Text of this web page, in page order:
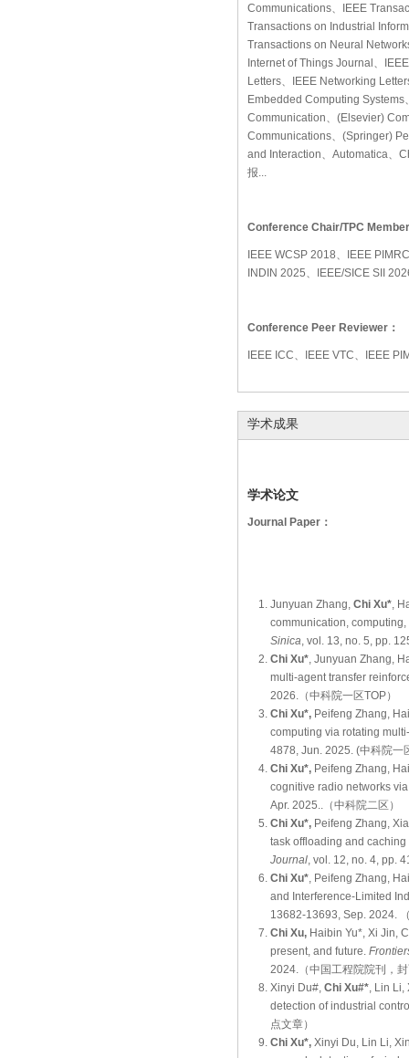
Communications、IEEE
Transactions on Industrial
Transactions on Neural
Internet of Things Journal、
Letters、IEEE Networking
Embedded Computing
Communication、(Elsevier)
Communications、(Springer)
and Interaction、Automatica、
报...
Conference Chair/TPC
IEEE WCSP 2018、IEEE
INDIN 2025、IEEE/SICE SII
Conference Peer Reviewer：
IEEE ICC、IEEE VTC、IEEE
学术成果
学术论文
Journal Paper：
Junyuan Zhang, Chi Xu*,
communication,
Sinica, vol. 13, no. 5, pp.
Chi Xu*, Junyuan Zhang,
multi-agent transfer
2026.（中科院一区TOP）
Chi Xu*, Peifeng Zhang,
computing via rotating
4878, Jun. 2025. (中科院一
Chi Xu*, Peifeng Zhang,
cognitive radio networks
Apr. 2025..（中科院二区）
Chi Xu*, Peifeng Zhang,
task offloading and
Journal, vol. 12, no. 4, pp.
Chi Xu*, Peifeng Zhang,
and Interference-Limited
13682-13693, Sep. 2024.
Chi Xu, Haibin Yu*, Xi Jin,
present, and future.
2024.（中国工程院院刊，
Xinyi Du#, Chi Xu#*, Lin Li,
detection of industrial
点文章）
Chi Xu*, Xinyi Du, Lin Li,